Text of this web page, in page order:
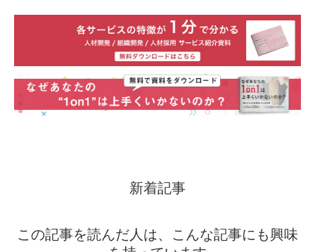
新着記事
この記事を読んだ人は、こんな記事にも興味